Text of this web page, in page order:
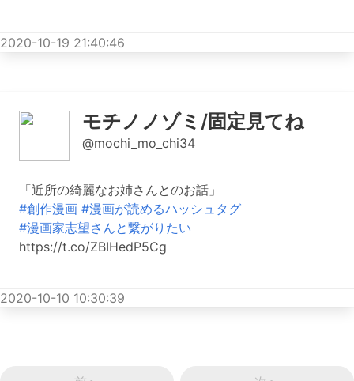
2020-10-19 21:40:46
モチノノゾミ/固定見てね
@mochi_mo_chi34
「近所の綺麗なお姉さんとのお話」
#創作漫画 #漫画が読めるハッシュタグ
#漫画家志望さんと繋がりたい
https://t.co/ZBIHedP5Cg
2020-10-10 10:30:39